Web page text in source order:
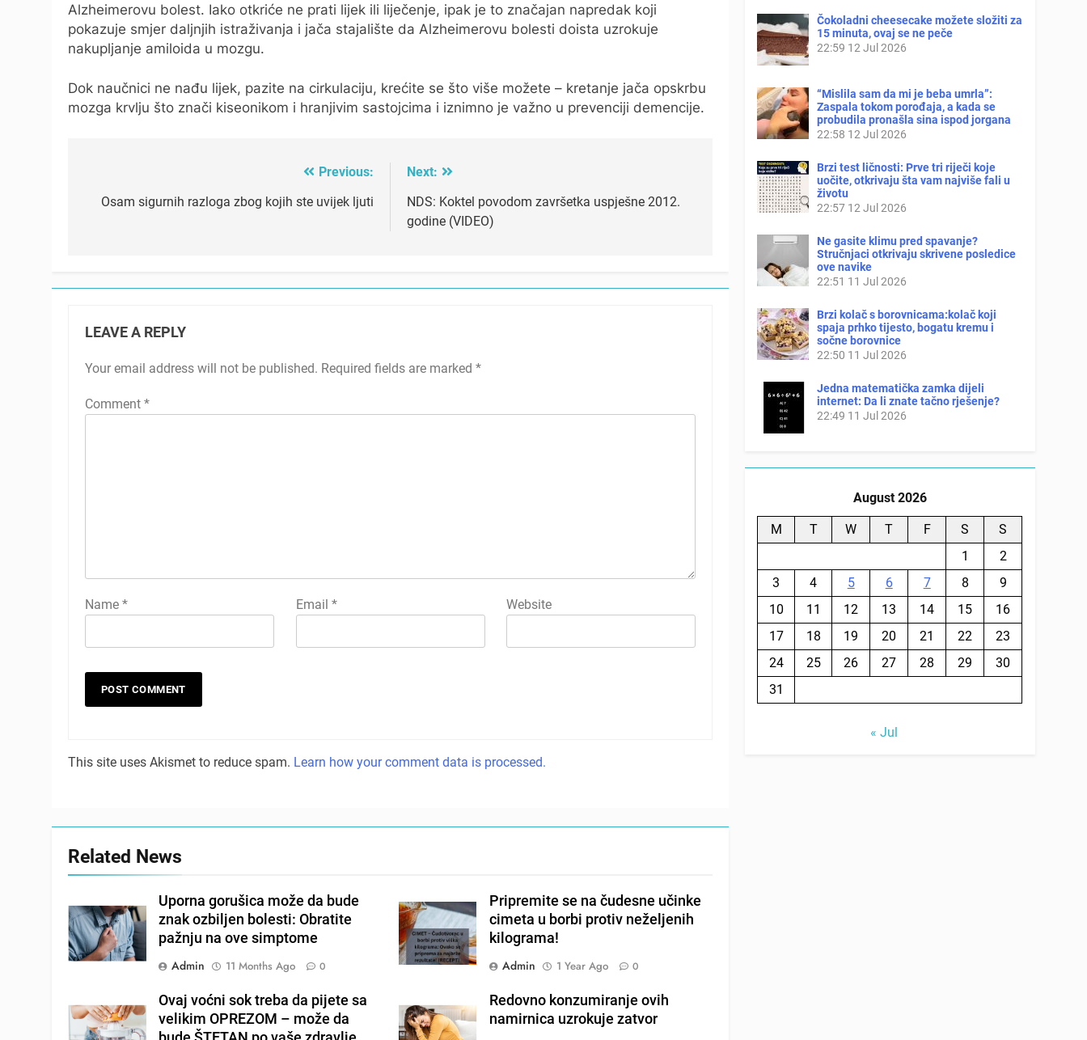
Alzheimerovu bolest. Iako otkriće ne prati lijek ili liječenje, ipak je to značajan napredak koji
pokazuje smjer daljnjih istraživanja i jača stajalište da Alzheimerovu bolesti doista uzrokuje
nakupljanje amiloida u mozgu.
Dok naučnici ne nađu lijek, pazite na cirkulaciju, krećite se što više možete – kretanje jača opskrbu
mozga krvlju što znači kiseonikom i hranjivim sastojcima i iznimno je važno u prevenciji demencije.
navigation
Previous:
Osam sigurnih razloga zbog kojih ste uvijek ljuti
Next:
NDS: Koktel povodom završetka uspješne 2012.
godine (VIDEO)
LEAVE A REPLY
Your email address will not be published. Required fields are marked *
Comment *
Name * Email * Website
This site uses Akismet to reduce spam. Learn how your comment data is processed.
Related News
Uporna gorušica može da bude
znak ozbiljen bolesti: Obratite
pažnju na ove simptome
Admin
11 Months Ago 0
Pripremite se na čudesne učinke
cimeta u borbi protiv neželjenih
kilograma!
Admin
1 Year Ago 0
Ovaj voćni sok treba da pijete sa
velikim OPREZOM – može da
Redovno konzumiranje ovih
namirnica uzrokuje zatvor
Čokoladni cheesecake možete složiti za
15 minuta, ovaj se ne peče
22:59 12 Jul 2026
“Mislila sam da mi je beba umrla”:
Zaspala tokom porođaja, a kada se
probudila pronašla sina ispod jorgana
22:58 12 Jul 2026
Brzi test ličnosti: Prve tri riječi koje
uočite, otkrivaju šta vam najviše fali u
životu
22:57 12 Jul 2026
Ne gasite klimu pred spavanje?
Stručnjaci otkrivaju skrivene posledice
ove navike
22:51 11 Jul 2026
Brzi kolač s borovnicama:kolač koji
spaja prhko tijesto, bogatu kremu i
sočne borovnice
22:50 11 Jul 2026
Jedna matematička zamka dijeli
internet: Da li znate tačno rješenje?
22:49 11 Jul 2026
August 2026
M T W T F S
S
1
2
3
4 5 6 7 8
9
10
11 12 13 14 15
16
17
18 19 20 21 22
23
24
25 26 27 28 29
30
31
« Jul